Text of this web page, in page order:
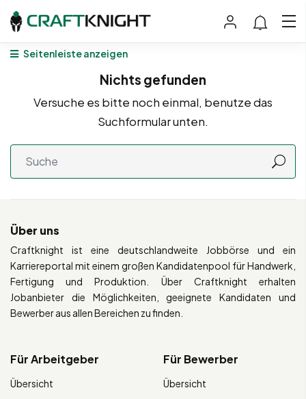
Seitenleiste anzeigen
Nichts gefunden
Versuche es bitte noch einmal, benutze das
Suchformular unten.
Über uns
Craftknight ist eine deutschlandweite Jobbörse und ein
Karriereportal mit einem großen Kandidatenpool für Handwerk,
Fertigung und Produktion. Über Craftknight erhalten
Jobanbieter die Möglichkeiten, geeignete Kandidaten und
Bewerber aus allen Bereichen zu finden.
Für Arbeitgeber
Übersicht
Für Bewerber
Übersicht